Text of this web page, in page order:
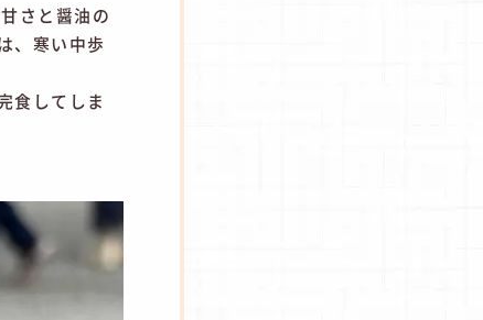
さと醤油の
、寒い中歩
食してしま